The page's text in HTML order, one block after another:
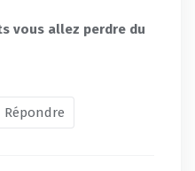
vous allez perdre du
Répondre